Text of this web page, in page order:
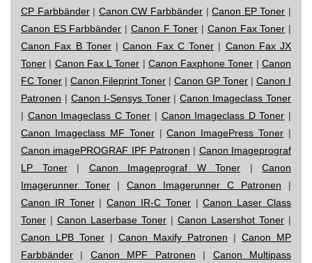
CP Farbbänder| Canon CW Farbbänder |Canon EP Toner |
Canon ES Farbbänder | Canon F Toner | Canon Fax Toner |
Canon Fax B Toner|Canon Fax C Toner | Canon Fax JX
Toner | Canon Fax L Toner | Canon Faxphone Toner |Canon
FC Toner | Canon Fileprint Toner | Canon GP Toner | Canon I
Patronen | Canon I-Sensys Toner|Canon Imageclass Toner
| Canon Imageclass C Toner | Canon Imageclass D Toner |
Canon Imageclass MF Toner|Canon ImagePress Toner |
Canon imagePROGRAF IPF Patronen | Canon Imageprograf
LP Toner| Canon Imageprograf W Toner | Canon
Imagerunner Toner | Canon Imagerunner C Patronen |
Canon IR Toner|Canon IR-C Toner|Canon Laser Class
Toner | Canon Laserbase Toner | Canon Lasershot Toner |
Canon LPB Toner | Canon Maxify Patronen | Canon MP
Farbbänder | Canon MPF Patronen | Canon Multipass